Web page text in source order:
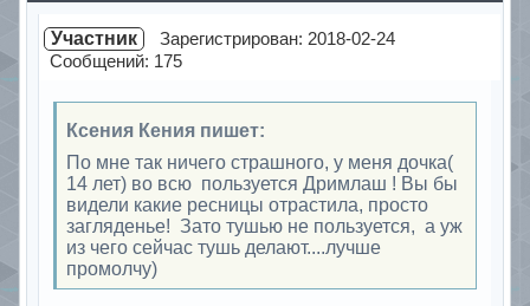
Участник
Зарегистрирован: 2018-02-24
Сообщений: 175
Ксения Кения пишет:
По мне так ничего страшного, у меня дочка(
14 лет) во всю пользуется Дримлаш ! Вы бы
видели какие ресницы отрастила, просто
загляденье! Зато тушью не пользуется, а уж
из чего сейчас тушь делают....лучше
промолчу)